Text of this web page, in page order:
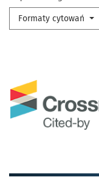
Formaty cytowań